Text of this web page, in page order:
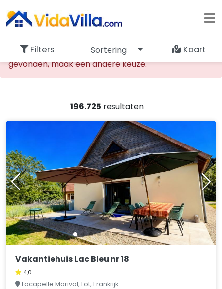
De opgevraagde accommodatie kan niet worden
gevonden, maak een andere keuze.
196.725 resultaten
Filters Sortering Kaart
Vakantiehuis Lac Bleu nr 18
4,0
Lacapelle Marival, Lot, Frankrijk